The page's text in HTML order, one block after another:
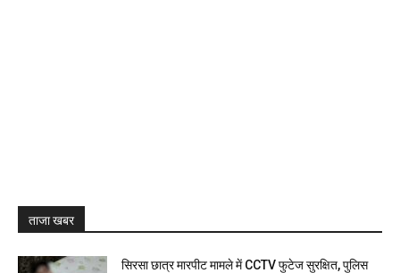
ताजा खबर
सिरसा छात्र मारपीट मामले में CCTV फुटेज सुरक्षित, पुलिस